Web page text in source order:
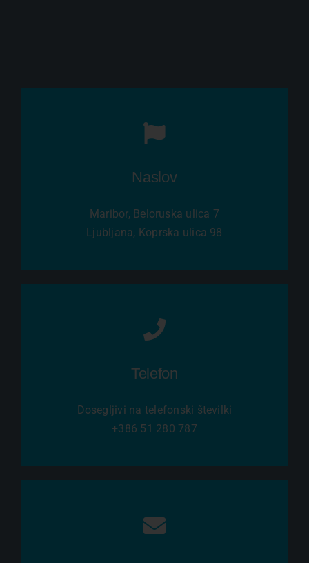
Naslov
Maribor, Beloruska ulica 7
Ljubljana, Koprska ulica 98
Telefon
Dosegljivi na telefonski številki
+386 51 280 787